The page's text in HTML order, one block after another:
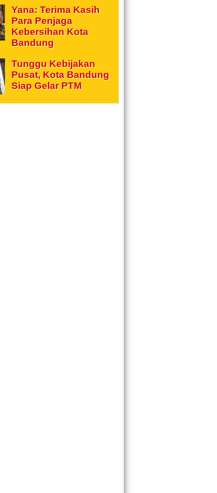
Yana: Terima Kasih
Para Penjaga
Kebersihan Kota
Bandung
Tunggu Kebijakan
Pusat, Kota Bandung
Siap Gelar PTM